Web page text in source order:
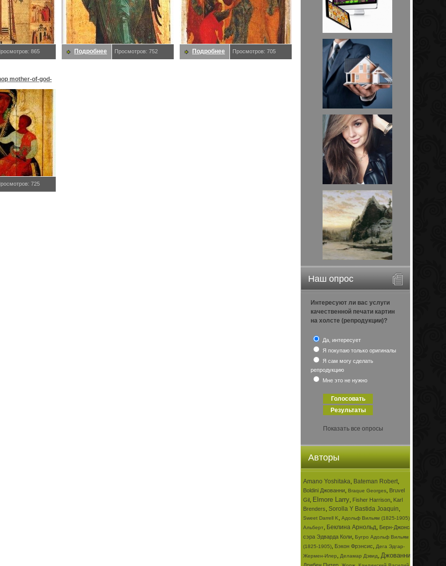
Наш опрос
Интересуют ли вас услуги
качественной печати картин
на холсте (репродукции)?
Да, интересует
Я покупаю только оригиналы
Я сам могу сделать
репродукцию
Мне это не нужно
Показать все опросы
Авторы
Amano Yoshitaka, Bateman Robert,
Boldini Джованни, Braque Georges, Bruvel
Gil, Elmore Larry, Fisher Harrison, Karl
Brenders, Sorolla Y Bastida Joaquin,
Sweet Darrell K, Адольф Вильям (1825-1905)
Альберт, Беклина Арнольд, Берн-Джонса
сэра Эдварда Коли, Бугро Адольф Вильям
(1825-1905), Бэкон Фрэнсис, Дега Эдгар-
Жермен-Илер, Деламар Дэвид, Джованни
865 Подробнее Просмотров: 752 Подробнее Просмотров: 705
mother-of-god-
725